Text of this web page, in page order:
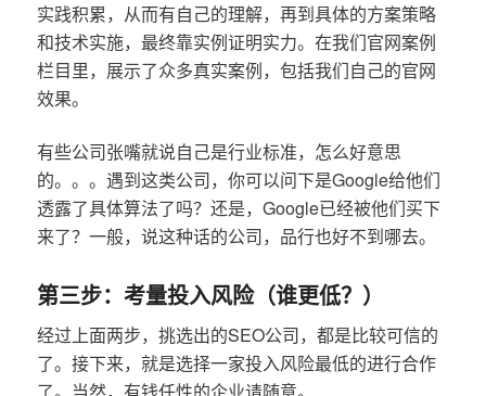
实践积累，从而有自己的理解，再到具体的方案策略
和技术实施，最终靠实例证明实力。在我们官网案例
栏目里，展示了众多真实案例，包括我们自己的官网
效果。
有些公司张嘴就说自己是行业标准，怎么好意思
的。。。遇到这类公司，你可以问下是Google给他们
透露了具体算法了吗？还是，Google已经被他们买下
来了？一般，说这种话的公司，品行也好不到哪去。
第三步：考量投入风险（谁更低？）
经过上面两步，挑选出的SEO公司，都是比较可信的
了。接下来，就是选择一家投入风险最低的进行合作